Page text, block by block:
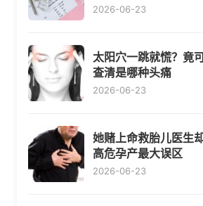
2026-06-23
太阳穴一跳就慌？竟
查清是哪种头痛
2026-06-23
她赌上命救胎儿医生
高危孕产最大误区
2026-06-23